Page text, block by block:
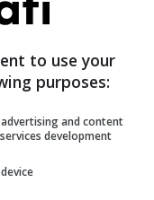
to use your
purposes:
and content
development